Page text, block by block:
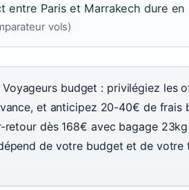
entre Paris et Marrakech dure
vols)
Voyageurs budget : privilégiez les
et anticipez 20-40€ de
retour dès 168€ avec bagage
de votre budget et de votre